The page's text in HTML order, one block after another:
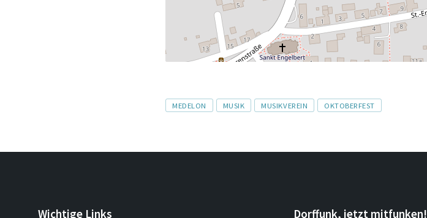
Tags
MEDELON MUSIK MUSIKVEREIN OKTOBERFEST
Wichtige Links Dorffunk, jetzt mitfunken!